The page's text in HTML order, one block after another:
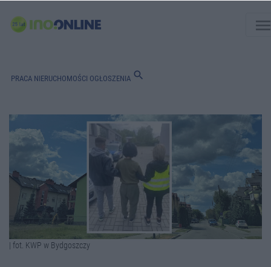
PRACA NIERUCHOMOŚCI OGŁOSZENIA search
| fot. KWP w Bydgoszczy